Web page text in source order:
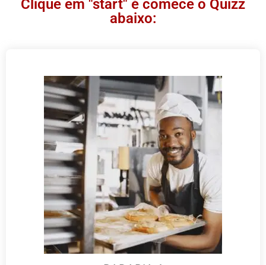
Clique em "start" é comece o Quizz
abaixo: